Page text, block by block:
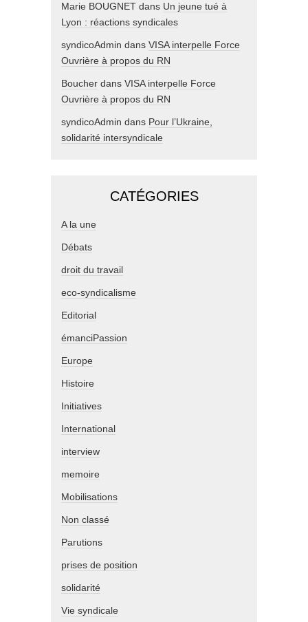
Marie BOUGNET dans Un jeune tué à
Lyon : réactions syndicales
syndicoAdmin dans VISA interpelle Force
Ouvrière à propos du RN
Boucher dans VISA interpelle Force
Ouvrière à propos du RN
syndicoAdmin dans Pour l’Ukraine,
solidarité intersyndicale
CATÉGORIES
A la une
Débats
droit du travail
eco-syndicalisme
Editorial
émanciPassion
Europe
Histoire
Initiatives
International
interview
memoire
Mobilisations
Non classé
Parutions
prises de position
solidarité
Vie syndicale